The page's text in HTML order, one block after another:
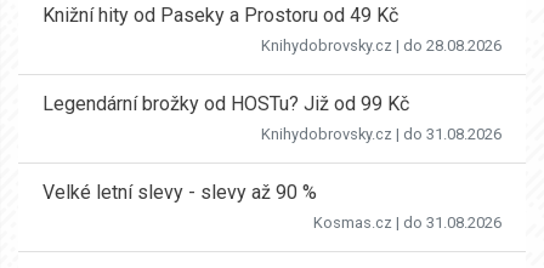
Knižní hity od Paseky a Prostoru od 49 Kč
Knihydobrovsky.cz | do 28.08.2026
Legendární brožky od HOSTu? Již od 99 Kč
Knihydobrovsky.cz | do 31.08.2026
Velké letní slevy - slevy až 90 %
Kosmas.cz | do 31.08.2026